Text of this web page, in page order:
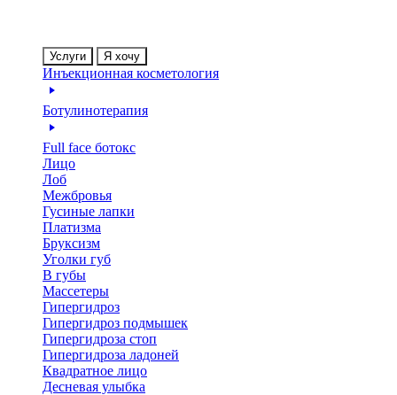
Услуги Я хочу
Инъекционная косметология
Ботулинотерапия
Full face ботокс
Лицо
Лоб
Межбровья
Гусиные лапки
Платизма
Бруксизм
Уголки губ
В губы
Массетеры
Гипергидроз
Гипергидроз подмышек
Гипергидроза стоп
Гипергидроза ладоней
Квадратное лицо
Десневая улыбка